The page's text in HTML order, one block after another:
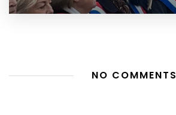
NO COMMENTS